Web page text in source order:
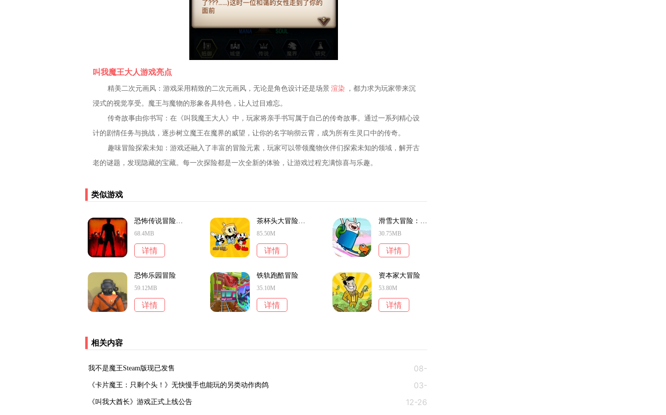
叫我魔王大人游戏亮点
精美二次元画风：游戏采用精致的二次元画风，无论是角色设计还是场景 渲染
，都力求为玩家带来沉
浸式的视觉享受。魔王与魔物的形象各具特色，让人过目难忘。
传奇故事由你书写：在《叫我魔王大人》中，玩家将亲手书写属于自己的传奇故事。通过一系列精心设
计的剧情任务与挑战，逐步树立魔王在魔界的威望，让你的名字响彻云霄，成为所有生灵口中的传奇。
趣味冒险探索未知：游戏还融入了丰富的冒险元素，玩家可以带领魔物伙伴们探索未知的领域，解开古
老的谜题，发现隐藏的宝藏。每一次探险都是一次全新的体验，让游戏过程充满惊喜与乐趣。
类似游戏
恐怖传说冒险解谜
68.4MB
详情
茶杯头大冒险解谜
85.50M
详情
滑雪大冒险：探险时光
30.75MB
详情
恐怖乐园冒险
59.12MB
详情
铁轨跑酷冒险
35.10M
详情
资本家大冒险
53.80M
详情
相关内容
我不是魔王Steam版现已发售
08-
06
《卡片魔王：只剩个头！》无快慢手也能玩的另类动作肉鸽‌
03-
09
‌《叫我大酋长》游戏正式上线公告‌ 12-26